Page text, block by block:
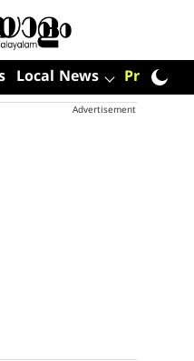
Local News Premium
Advertisement